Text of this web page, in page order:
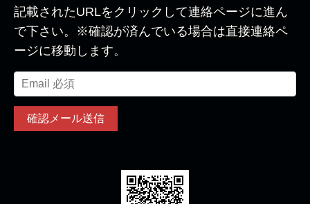
記載されたURLをクリックして連絡ページに進ん
で下さい。※確認が済んでいる場合は直接連絡ペ
ージに移動します。